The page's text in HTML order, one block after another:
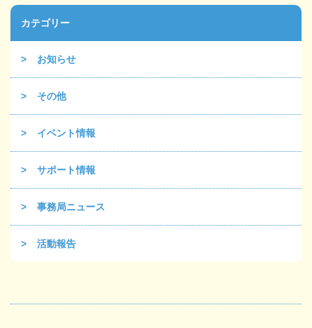
カテゴリー
お知らせ
その他
イベント情報
サポート情報
事務局ニュース
活動報告